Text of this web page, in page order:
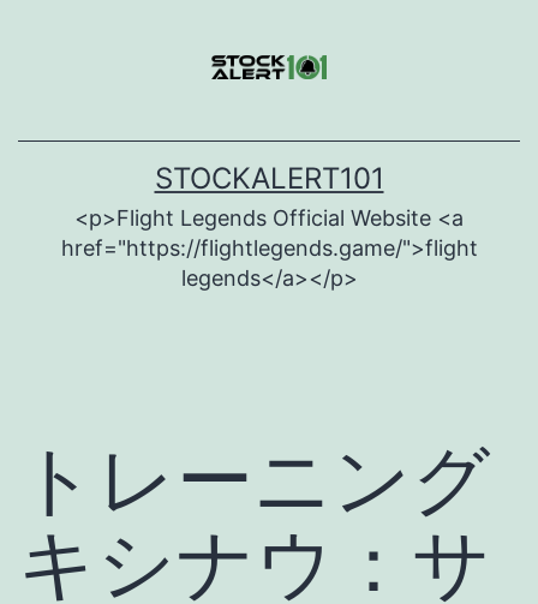
STOCKALERT101
<p>Flight Legends Official Website <a
href="https://flightlegends.game/">flight
legends</a></p>
トレーニング
キシナウ：サ